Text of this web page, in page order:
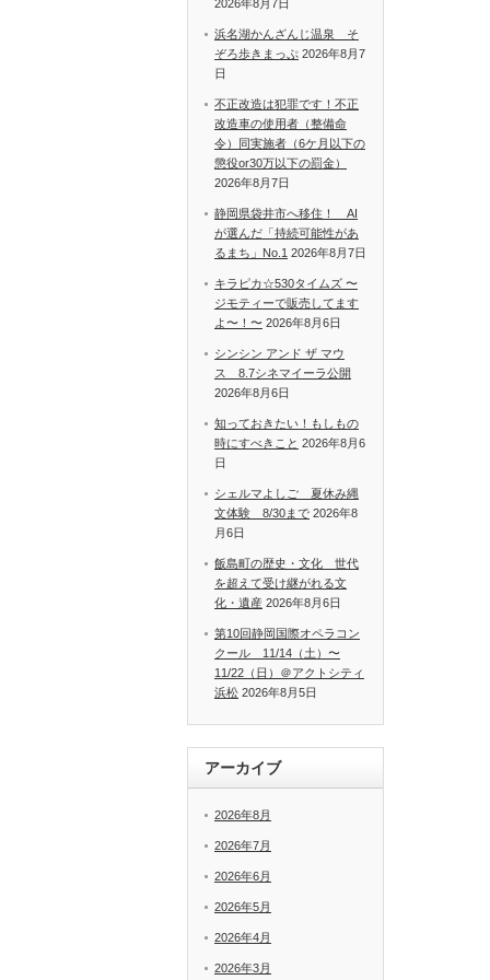
2026年8月7日
浜名湖かんざんじ温泉 そ
ぞろ歩きまっぷ 2026年8月7
日
不正改造は犯罪です！不正
改造車の使用者（整備命
令）同実施者（6ケ月以下の
懲役or30万以下の罰金）
2026年8月7日
静岡県袋井市へ移住！ AI
が選んだ「持続可能性があ
るまち」No.1 2026年8月7日
キラピカ☆530タイムズ 〜
ジモティーで販売してます
よ〜！〜 2026年8月6日
シンシン アンド ザ マウ
ス 8.7シネマイーラ公開
2026年8月6日
知っておきたい！もしもの
時にすべきこと 2026年8月6
日
シェルマよしご 夏休み縄
文体験 8/30まで 2026年8
月6日
飯島町の歴史・文化 世代
を超えて受け継がれる文
化・遺産 2026年8月6日
第10回静岡国際オペラコン
クール 11/14（土）〜
11/22（日）＠アクトシティ
浜松 2026年8月5日
アーカイブ
2026年8月
2026年7月
2026年6月
2026年5月
2026年4月
2026年3月